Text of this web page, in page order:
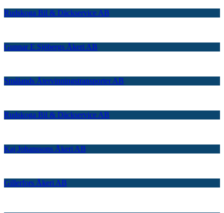
Rudskoga Bil & Däckservice AB
Gunnar E Sjöbergs Åkeri AB
Smålands Återvinningstransporter AB
Rudskoga Bil & Däckservice AB
Kaj Johanssons Åkeri AB
Gillerfors Åkeri AB